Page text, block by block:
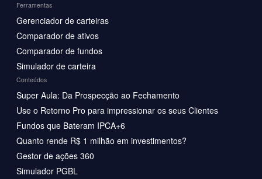
Ferramentas
Gerenciador de carteiras
Comparador de ativos
Comparador de fundos
Simulador de carteira
Conteúdos
Super Aula: Da Prospecção ao Fechamento
Use o Retorno Pro para impressionar os seus Clientes
Fundos que Bateram IPCA+6
Quanto rende R$ 1 milhão em investimentos?
Gestor de ações 360
Simulador PGBL